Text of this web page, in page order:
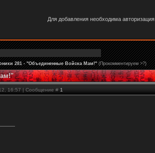
Для добавления необходима авторизация
281 - "Объединенные Войска Мам!" (Прокомментируем >?)
16:57 | Сообщение # 1